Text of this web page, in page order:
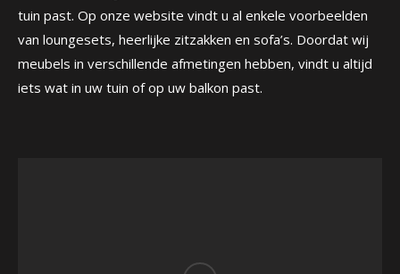
tuin past. Op onze website vindt u al enkele voorbeelden
van loungesets, heerlijke zitzakken en sofa’s. Doordat wij
meubels in verschillende afmetingen hebben, vindt u altijd
iets wat in uw tuin of op uw balkon past.